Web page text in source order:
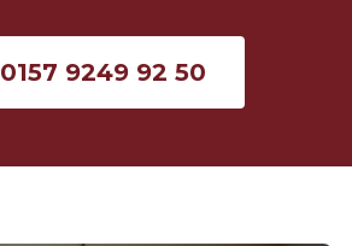
0157 9249 92 50